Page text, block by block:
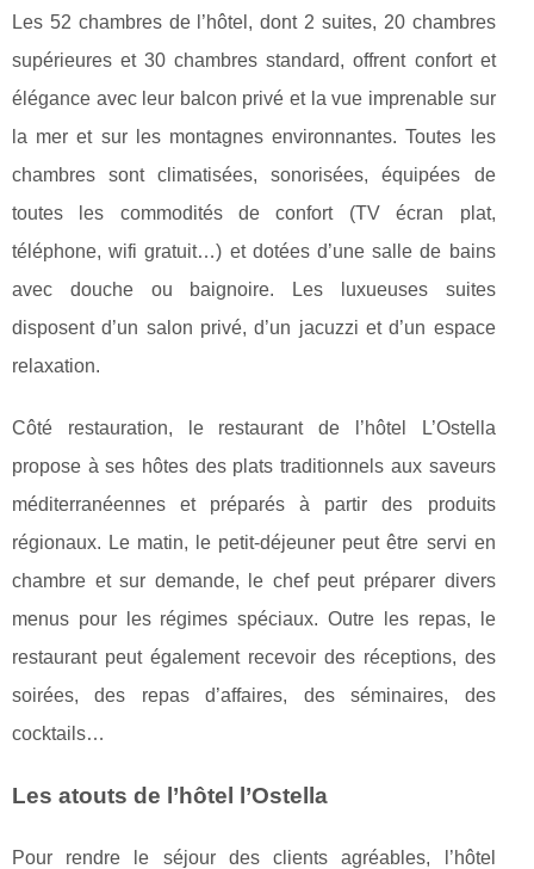
Les 52 chambres de l’hôtel, dont 2 suites, 20 chambres
supérieures et 30 chambres standard, offrent confort et
élégance avec leur balcon privé et la vue imprenable sur
la mer et sur les montagnes environnantes. Toutes les
chambres sont climatisées, sonorisées, équipées de
toutes les commodités de confort (TV écran plat,
téléphone, wifi gratuit…) et dotées d’une salle de bains
avec douche ou baignoire. Les luxueuses suites
disposent d’un salon privé, d’un jacuzzi et d’un espace
relaxation.
Côté restauration, le restaurant de l’hôtel L’Ostella
propose à ses hôtes des plats traditionnels aux saveurs
méditerranéennes et préparés à partir des produits
régionaux. Le matin, le petit-déjeuner peut être servi en
chambre et sur demande, le chef peut préparer divers
menus pour les régimes spéciaux. Outre les repas, le
restaurant peut également recevoir des réceptions, des
soirées, des repas d’affaires, des séminaires, des
cocktails…
Les atouts de l’hôtel l’Ostella
Pour rendre le séjour des clients agréables, l’hôtel